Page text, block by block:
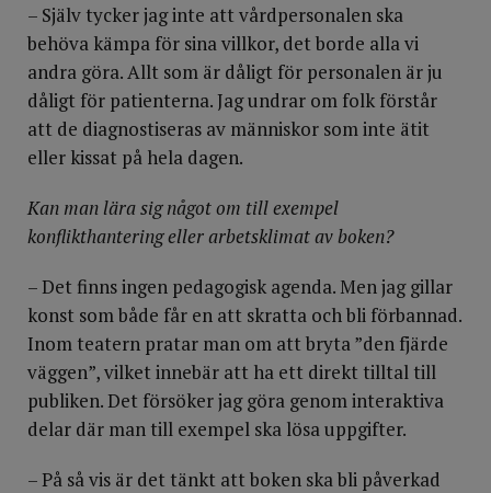
– Själv tycker jag inte att vårdpersonalen ska
behöva kämpa för sina villkor, det borde alla vi
andra göra. Allt som är dåligt för personalen är ju
dåligt för patienterna. Jag undrar om folk förstår
att de diagnostiseras av människor som inte ätit
eller kissat på hela dagen.
Kan man lära sig något om till exempel
konflikthantering eller arbetsklimat av boken?
– Det finns ingen pedagogisk agenda. Men jag gillar
konst som både får en att skratta och bli förbannad.
Inom teatern pratar man om att bryta ”den fjärde
väggen”, vilket innebär att ha ett direkt tilltal till
publiken. Det försöker jag göra genom interaktiva
delar där man till exempel ska lösa uppgifter.
– På så vis är det tänkt att boken ska bli påverkad